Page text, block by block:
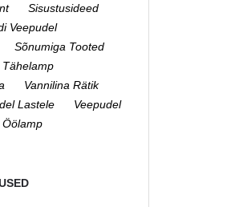
Sisustusideed
Veepudel
Sõnumiga Tooted
Tähelamp
Vannilina Rätik
Lastele
Veepudel
Öölamp